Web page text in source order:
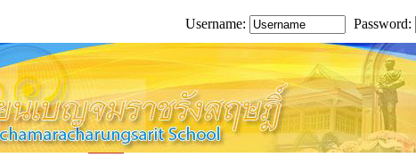
Username: Password: